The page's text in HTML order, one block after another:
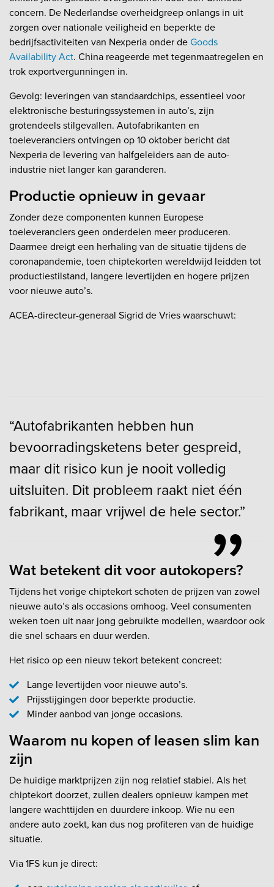
concern. De Nederlandse overheidgreep onlangs in uit
zorgen over nationale veiligheid en beperkte de
bedrijfsactiviteiten van Nexperia onder deGoods
Availability Act. China reageerde met tegenmaatregelen en
trok exportvergunningen in.
Gevolg: leveringen van standaardchips, essentieel voor
elektronische besturingssystemen in auto’s, zijn
grotendeels stilgevallen. Autofabrikanten en
toeleveranciers ontvingen op 10 oktober bericht dat
Nexperia de levering van halfgeleiders aan de auto-
industrie niet langer kan garanderen.
Productie opnieuw in gevaar
Zonder deze componenten kunnen Europese
toeleveranciers geen onderdelen meer produceren.
Daarmee dreigt een herhaling van de situatie tijdens de
coronapandemie, toen chiptekorten wereldwijd leidden tot
productiestilstand, langere levertijden en hogere prijzen
voor nieuwe auto’s.
ACEA-directeur-generaal Sigrid de Vries waarschuwt:
“Autofabrikanten hebben hun
bevoorradingsketens beter gespreid,
maar dit risico kun je nooit volledig
uitsluiten. Dit probleem raakt niet één
fabrikant, maar vrijwel de hele sector.”
Wat betekent dit voor autokopers?
Tijdens het vorige chiptekort schoten de prijzen van zowel
nieuwe auto’s als occasions omhoog. Veel consumenten
weken toen uit naar jong gebruikte modellen, waardoor ook
die snel schaars en duur werden.
Het risico op een nieuw tekort betekent concreet:
Lange levertijden voor nieuwe auto’s.
Prijsstijgingen door beperkte productie.
Minder aanbod van jonge occasions.
Waarom nu kopen of leasen slim kan
zijn
De huidige marktprijzen zijn nog relatief stabiel. Als het
chiptekort doorzet, zullen dealers opnieuw kampen met
langere wachttijden en duurdere inkoop. Wie nu een
andere auto zoekt, kan dus nog profiteren van de huidige
situatie.
Via 1FS kun je direct: